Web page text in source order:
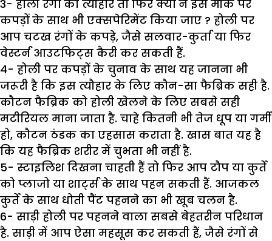
3- होली रंगों का त्यौहार तो फिर क्यों न इस मौके पर
कपड़ों के साथ भी एक्सपेरिमेंट किया जाए ? होली पर
आप चटख रंगों के कपड़े, जैसे सलवार-कुर्ता या फिर
वेस्टर्न आउटफिट्स कैरी कर सकती हैं.
4- होली पर कपड़ों के चुनाव के साथ यह जानना भी
जरूरी है कि इस त्यौहार के लिए कौन-सा फैब्रिक सही है.
कौटन फैब्रिक को होली खेलने के लिए सबसे सही
मटीरियल माना जाता है. चाहे कितनी भी तेज धूप या गर्मी
हो, कौटन ठंडक का एहसास कराता है. खास बात यह है
कि यह फैब्रिक शरीर में चुभता भी नहीं है.
5- स्टाइलिश दिखना चाहती हैं तो फिर आप टौप या कुर्ते
को प्लाजो या शार्ट्स के साथ पहन सकती हैं. आजकल
कुर्ते के साथ धोती पैंट पहनने का भी खूब चलन है.
6- साड़ी होली पर पहनने वाला सबसे बेहतरीन परिधान
है. साड़ी में आप ऐसा महसूस कर सकती हैं, जैसे रंगों से